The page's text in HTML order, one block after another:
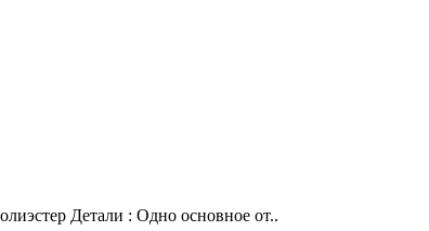
Детали : Одно основное от..